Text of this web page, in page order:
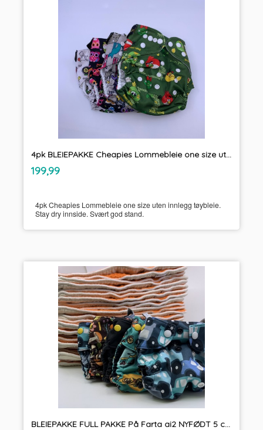
4pk BLEIEPAKKE Cheapies Lommebleie one size uten innlegg tøybleie
Pris
199,99
4pk Cheapies Lommebleie one size uten innlegg tøybleie.
Stay dry innside. Svært god stand.
BLEIEPAKKE FULL PAKKE På Farta ai2 NYFØDT 5 cover m/ 24innlegg tøybleier